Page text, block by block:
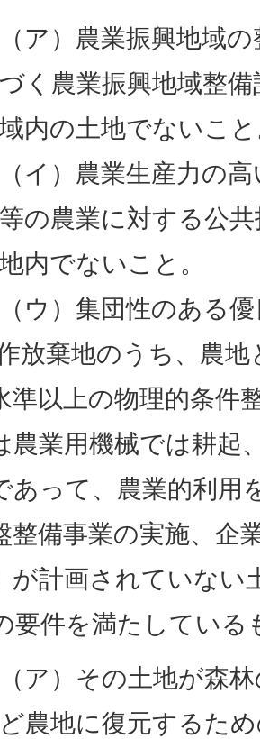
（ア）農業振興地域
づく農業振興地域整
域内の土地でないこ
（イ）農業生産力の
等の農業に対する公
地内でないこと。
（ウ）集団性のある
放棄地のうち、農
準以上の物理的条件
農業用機械では耕起
あって、農業的利用
整備事業の実施、
が計画されていない
要件を満たしている
（ア）その土地が森
ど農地に復元するた